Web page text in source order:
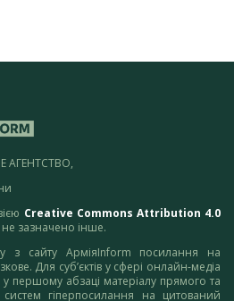
АГЕНТСТВО,
Creative Commons Attribution 4.0
зазначено інше.
з сайту АрміяInform посилання на
Для суб’єктів у сфері онлайн-медіа
першому абзаці матеріалу прямого та
гіперпосилання на цитований